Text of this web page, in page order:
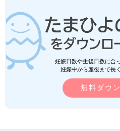
妊娠日数や生後日数に合
妊娠中から産後まで長
無料ダウ